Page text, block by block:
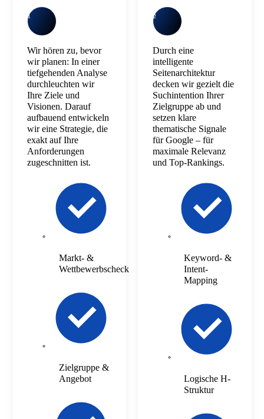
1
Wir hören zu, bevor
wir planen: In einer
tiefgehenden Analyse
durchleuchten wir
Ihre Ziele und
Visionen. Darauf
aufbauend entwickeln
wir eine Strategie, die
exakt auf Ihre
Anforderungen
zugeschnitten ist.
Markt- &
Wettbewerbscheck
Zielgruppe &
Angebot
2
Durch eine
intelligente
Seitenarchitektur
decken wir gezielt die
Suchintention Ihrer
Zielgruppe ab und
setzen klare
thematische Signale
für Google – für
maximale Relevanz
und Top-Rankings.
Keyword- &
Intent-
Mapping
Logische H-
Struktur